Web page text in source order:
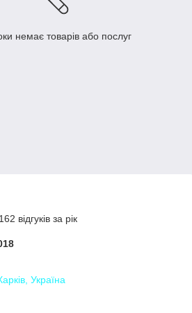
немає товарів або послуг
відгуків за рік
Україна